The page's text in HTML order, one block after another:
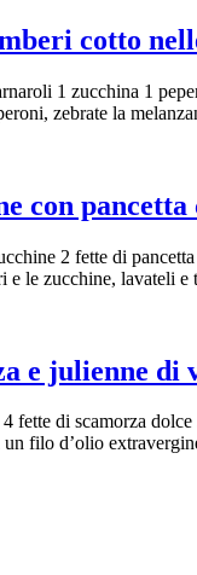
cotto
1 zucchina 1
zebrate la
con pancetta
2 fette di
le zucchine, lavateli
e julienne di
fette di scamorza
filo d’olio